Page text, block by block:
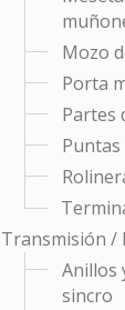
Mozo
Porta
Partes
Transmisión /
Anillos
sincro